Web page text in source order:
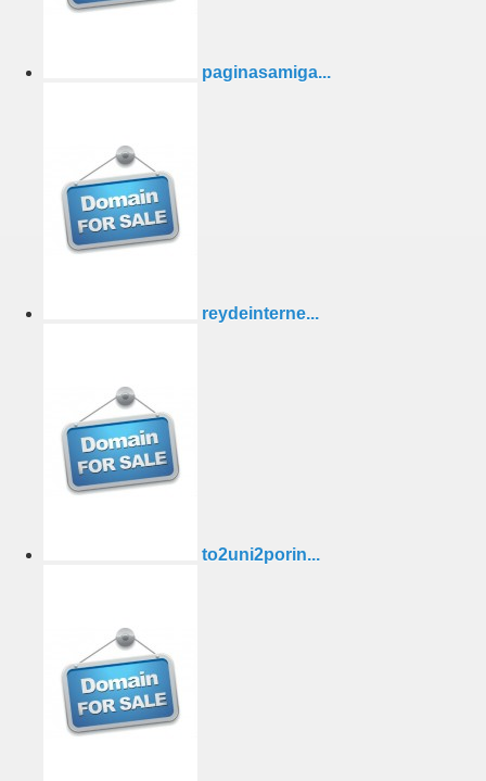
paginasamiga...
reydeinterne...
to2uni2porin...